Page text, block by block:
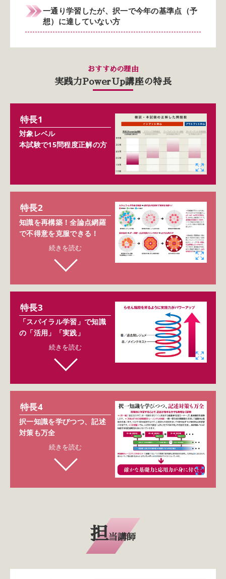
一通り学習したが、択一で今年の基準点（予
想）に達していない方
おすすめの理由
実践力PowerUp講座の特長
特長1
対象レベル
本試験で15問程度正解の方
特長2
知識を再構築！全論点網羅
で不得意を克服できる！
続きを読む
特長3
「スパイラル学習」で知識
の「活用」「実践」
続きを読む
特長4
択一知識を学びつつ、記述
対策も万全
続きを読む
担当講師